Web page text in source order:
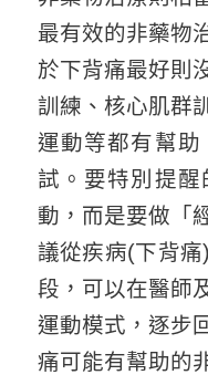
最有效的非藥物
於下背痛最好則
訓練、核心肌群
運動等都有幫
試。要特別提
動，而是要做「
議從疾病(下背
段，可以在醫師
運動模式，逐步
痛可能有幫助的